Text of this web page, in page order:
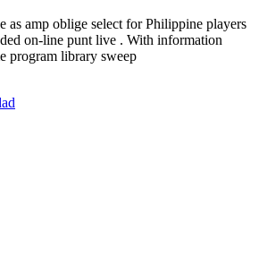
as amp oblige select for Philippine players
on-line punt live . With information
program library sweep